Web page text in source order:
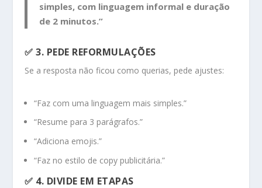
simples, com linguagem informal e duração
de 2 minutos.”
✅ 3. PEDE REFORMULAÇÕES
Se a resposta não ficou como querias, pede ajustes:
“Faz com uma linguagem mais simples.”
“Resume para 3 parágrafos.”
“Adiciona emojis.”
“Faz no estilo de copy publicitária.”
✅ 4. DIVIDE EM ETAPAS